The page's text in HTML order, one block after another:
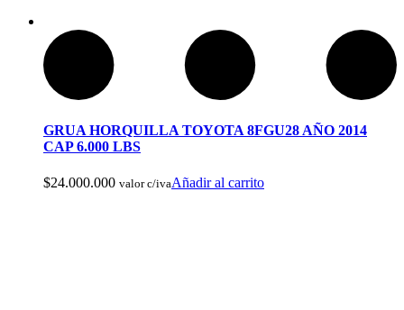
GRUA HORQUILLA TOYOTA 8FGU28 AÑO 2014
CAP 6.000 LBS
$24.000.000 valor c/ivaAñadir al carrito